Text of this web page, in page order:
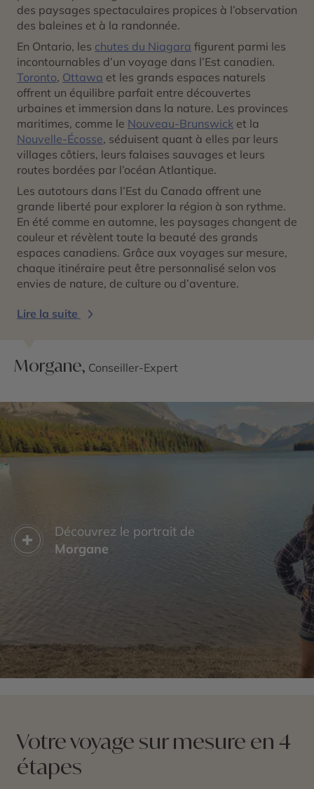
des paysages spectaculaires propices à l’observation
des baleines et à la randonnée.
En Ontario, les chutes du Niagara figurent parmi les
incontournables d’un voyage dans l’Est canadien.
Toronto, Ottawa et les grands espaces naturels
offrent un équilibre parfait entre découvertes
urbaines et immersion dans la nature. Les provinces
maritimes, comme le Nouveau-Brunswick et la
Nouvelle-Écosse, séduisent quant à elles par leurs
villages côtiers, leurs falaises sauvages et leurs
routes bordées par l’océan Atlantique.
Les autotours dans l’Est du Canada offrent une
grande liberté pour explorer la région à son rythme.
En été comme en automne, les paysages changent de
couleur et révèlent toute la beauté des grands
espaces canadiens. Grâce aux voyages sur mesure,
chaque itinéraire peut être personnalisé selon vos
envies de nature, de culture ou d’aventure.
Lire la suite
Morgane, Conseiller-Expert
Découvrez le portrait de
Morgane
Votre voyage sur mesure en 4
étapes